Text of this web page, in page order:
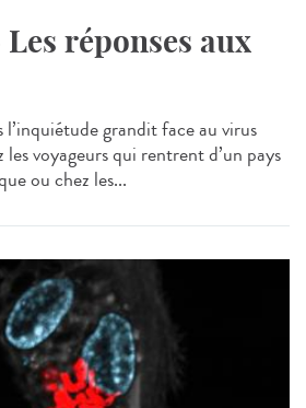
réponses aux
grandit face au virus
voyageurs qui rentrent d’un pays
ou chez les...